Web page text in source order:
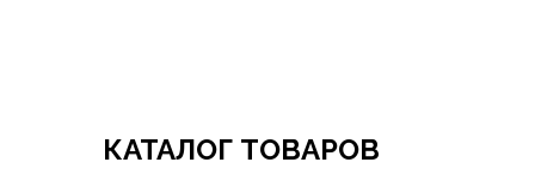
КАТАЛОГ ТОВАРОВ